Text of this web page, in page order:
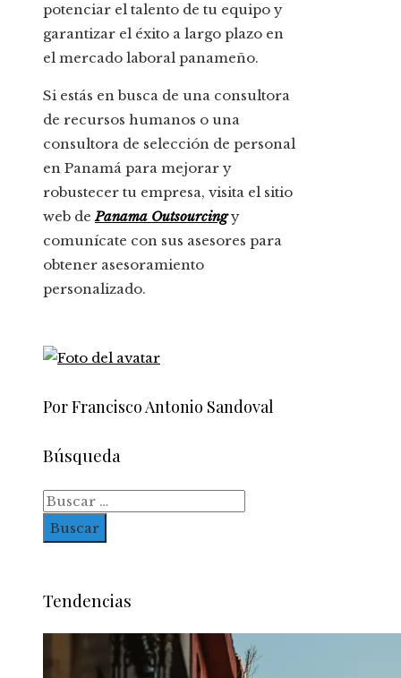
potenciar el talento de tu equipo y
garantizar el éxito a largo plazo en
el mercado laboral panameño.
Si estás en busca de una consultora
de recursos humanos o una
consultora de selección de personal
en Panamá para mejorar y
robustecer tu empresa, visita el sitio
web dePanama Outsourcingy
comunícate con sus asesores para
obtener asesoramiento
personalizado.
Por Francisco Antonio Sandoval
Búsqueda
Buscar:
Tendencias